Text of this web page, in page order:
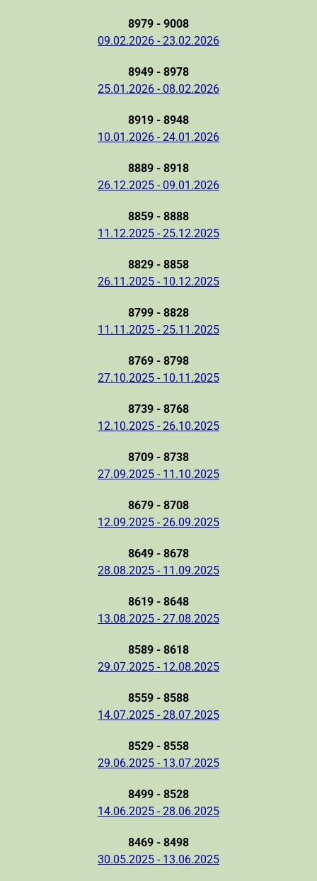
8979 - 9008
09.02.2026 - 23.02.2026
8949 - 8978
25.01.2026 - 08.02.2026
8919 - 8948
10.01.2026 - 24.01.2026
8889 - 8918
26.12.2025 - 09.01.2026
8859 - 8888
11.12.2025 - 25.12.2025
8829 - 8858
26.11.2025 - 10.12.2025
8799 - 8828
11.11.2025 - 25.11.2025
8769 - 8798
27.10.2025 - 10.11.2025
8739 - 8768
12.10.2025 - 26.10.2025
8709 - 8738
27.09.2025 - 11.10.2025
8679 - 8708
12.09.2025 - 26.09.2025
8649 - 8678
28.08.2025 - 11.09.2025
8619 - 8648
13.08.2025 - 27.08.2025
8589 - 8618
29.07.2025 - 12.08.2025
8559 - 8588
14.07.2025 - 28.07.2025
8529 - 8558
29.06.2025 - 13.07.2025
8499 - 8528
14.06.2025 - 28.06.2025
8469 - 8498
30.05.2025 - 13.06.2025